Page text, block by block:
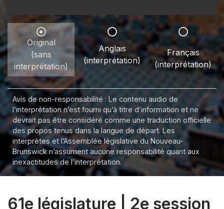
Original
(sans
interprétation)
Anglais
(interprétation)
Français
(interprétation)
Avis de non-responsabilité : Le contenu audio de
l’interprétation n’est fourni qu’à titre d’information et ne
devrait pas être considéré comme une traduction officielle
des propos tenus dans la langue de départ. Les
interprètes et l’Assemblée législative du Nouveau-
Brunswick n’assument aucune responsabilité quant aux
inexactitudes de l’interprétation.
61e législature | 2e session